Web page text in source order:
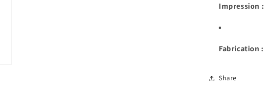
Impression :
Fabrication :
Share